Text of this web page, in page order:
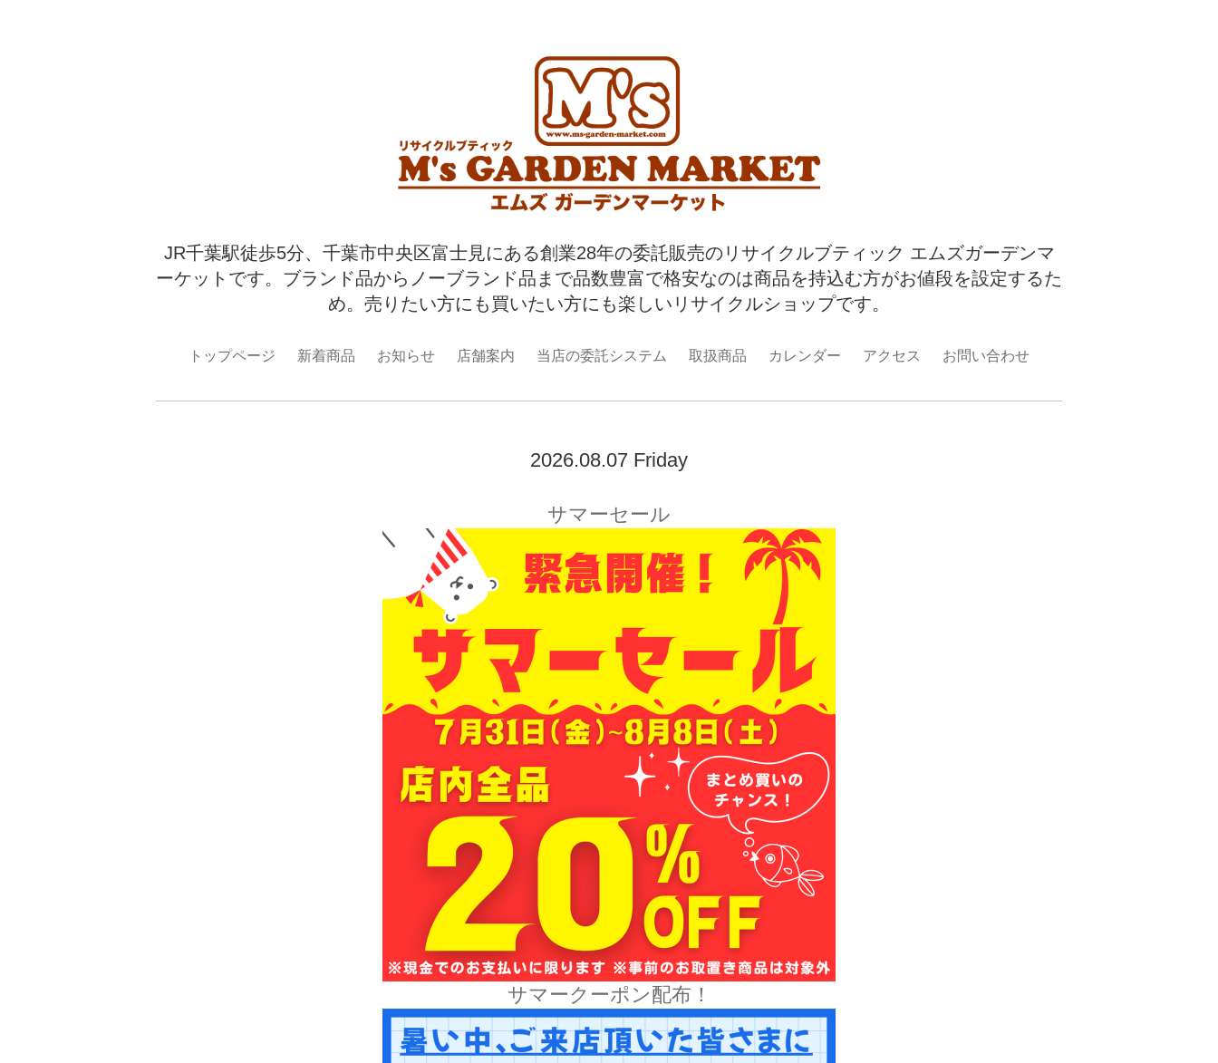
JR千葉駅徒歩5分、千葉市中央区富士見にある創業28年の委託販売のリサイクルブティック エムズガーデンマ
ーケットです。ブランド品からノーブランド品まで品数豊富で格安なのは商品を持込む方がお値段を設定するた
め。売りたい方にも買いたい方にも楽しいリサイクルショップです。
トップページ 新着商品 お知らせ 店舗案内 当店の委託システム 取扱商品 カレンダー アクセス お問い合わせ
2026.08.07 Friday
サマーセール
サマークーポン配布！